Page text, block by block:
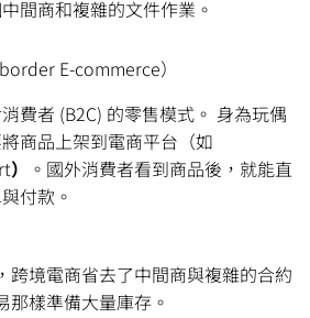
間商和複雜的文件作業。
E-commerce）
費者 (B2C) 的零售模式。 身為玩偶
商品上架到電商平台（如
）
。國外消費者看到商品後，就能直
付款。
跨境電商省去了中間商與複雜的合約
那樣準備大量庫存。